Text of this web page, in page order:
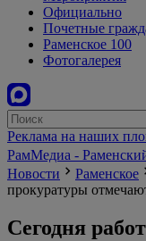
Официально
Почетные
Раменское 100
Фотогалерея
Реклама на наших
РамМедиа -
Новости
Раменское
прокуратуры
Сегодня